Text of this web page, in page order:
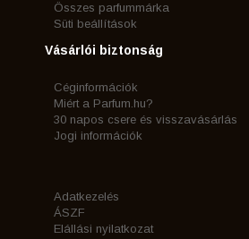
Összes parfummárka
Süti beállítások
Vásárlói biztonság
Céginformációk
Miért a Parfum.hu?
30 napos csere és visszavásárlás
Jogi információk
Adatkezelés
ÁSZF
Elállási nyilatkozat